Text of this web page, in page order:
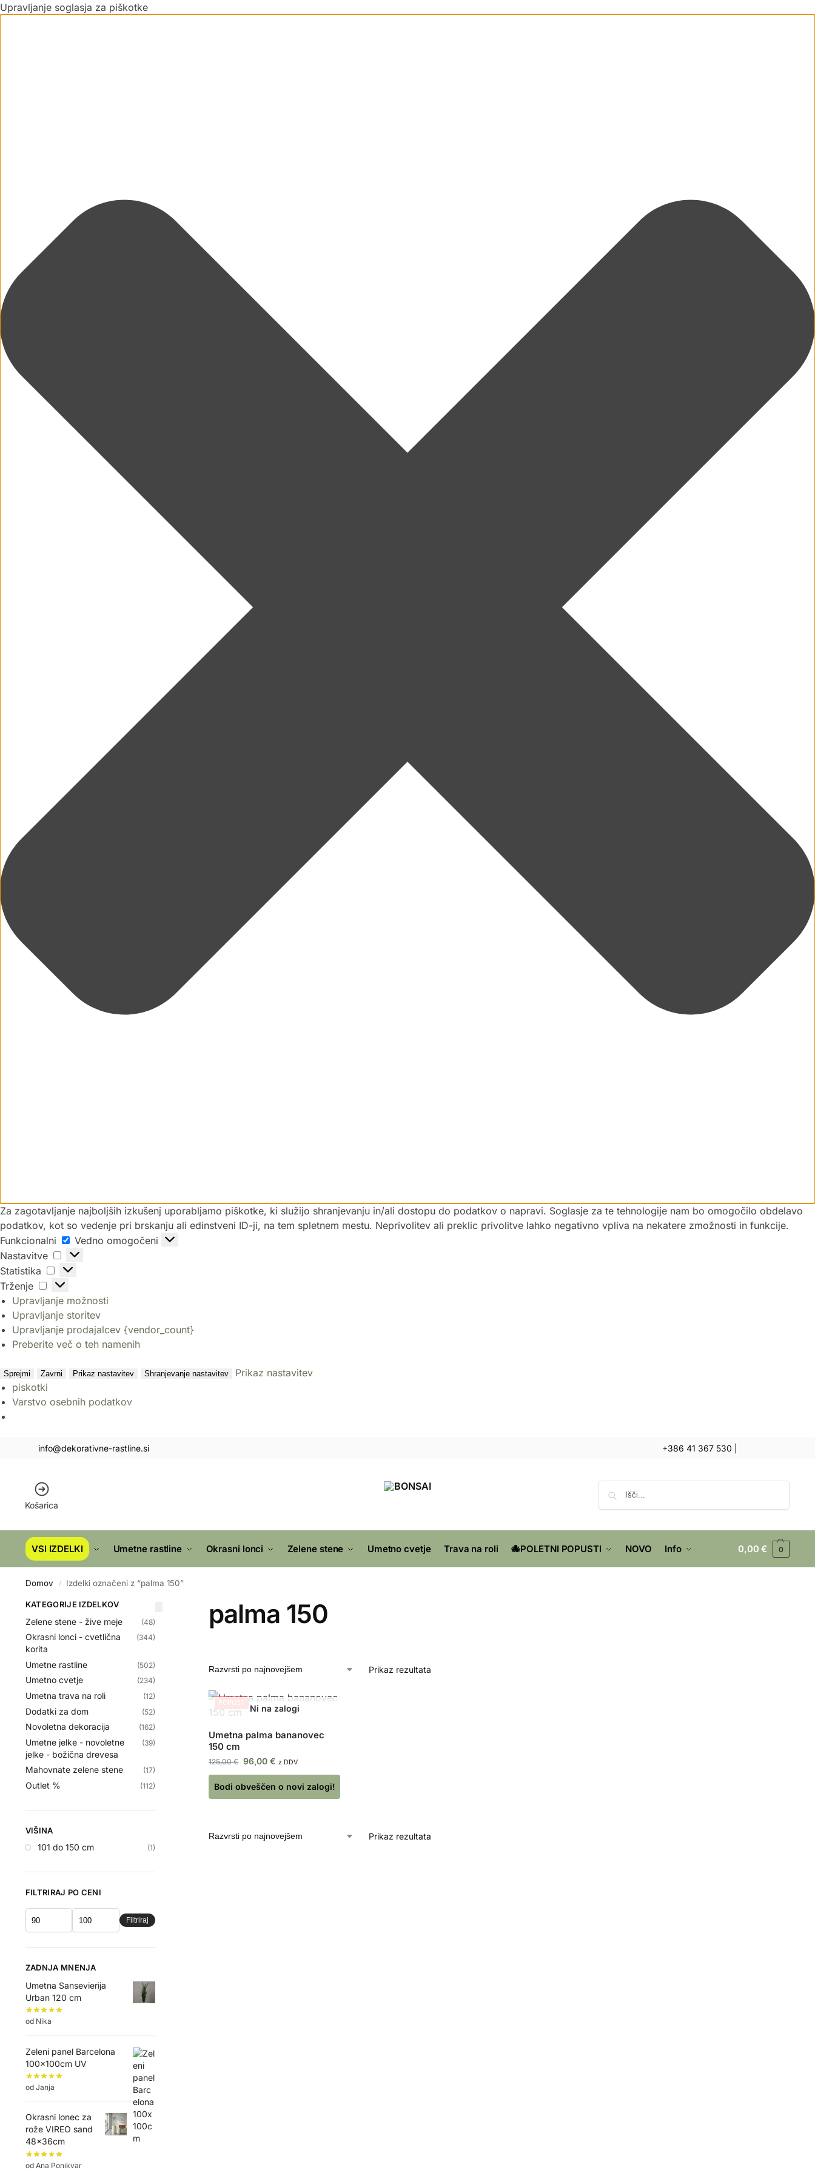
Upravljanje soglasja za piškotke
Za zagotavljanje najboljših izkušenj uporabljamo piškotke, ki služijo shranjevanju in/ali dostopu do podatkov o napravi. Soglasje za te tehnologije nam bo omogočilo obdelavo
podatkov, kot so vedenje pri brskanju ali edinstveni ID-ji, na tem spletnem mestu. Neprivolitev ali preklic privolitve lahko negativno vpliva na nekatere zmožnosti in funkcije.
Funkcionalni
Vedno omogočeni
Nastavitve
Statistika
Trženje
Upravljanje možnosti
Upravljanje storitev
Upravljanje prodajalcev {vendor_count}
Preberite več o teh namenih
Sprejmi Zavrni Prikaz nastavitev Shranjevanje nastavitev
Prikaz nastavitev
piskotki
Varstvo osebnih podatkov
info@dekorativne-rastline.si +386 41 367 530
Košarica
VSI IZDELKI Umetne rastline Okrasni lonci Zelene stene Umetno cvetje Trava na roli 🐙POLETNI POPUSTI NOVO Info 0,00€ 0
Domov / Izdelki označeni z “palma 150”
palma 150
Prikaz rezultata
POPUST
Umetna palma bananovec
150 cm
125,00€ 96,00€ z DDV
Bodi obveščen o novi zalogi!
Prikaz rezultata
KATEGORIJE IZDELKOV
Zelene stene - žive meje (48)
Okrasni lonci - cvetlična
korita
(344)
Umetne rastline (502)
Umetno cvetje (234)
Umetna trava na roli (12)
Dodatki za dom (52)
Novoletna dekoracija (162)
Umetne jelke - novoletne
jelke - božična drevesa
(39)
Mahovnate zelene stene (17)
Outlet % (112)
VIŠINA
101 do 150 cm (1)
FILTRIRAJ PO CENI
Filtriraj
ZADNJA MNENJA
Umetna Sansevierija
Urban 120 cm
od Nika
Zeleni panel Barcelona
100x100cm UV
od Janja
Okrasni lonec za
rože VIREO sand
48x36cm
od Ana Ponikvar